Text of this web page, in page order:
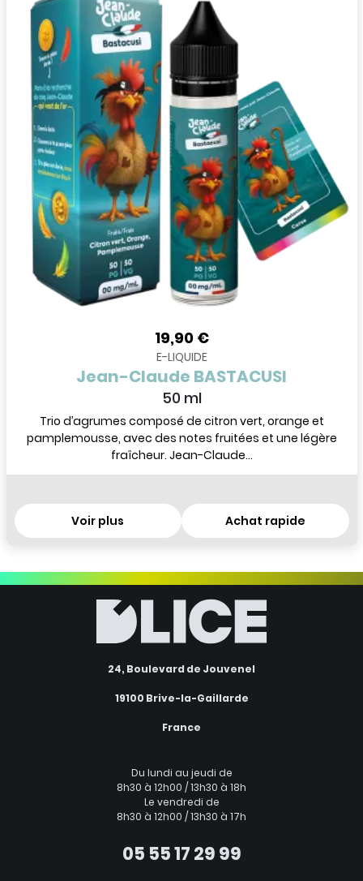
19,90 €
E-LIQUIDE
Jean-Claude BASTACUSI
50 ml
Trio d’agrumes composé de citron vert, orange et
pamplemousse, avec des notes fruitées et une légère
fraîcheur. Jean-Claude...
Voir plus Achat rapide
24, Boulevard de Jouvenel
19100 Brive-la-Gaillarde
France
Du lundi au jeudi de
8h30 à 12h00 / 13h30 à 18h
Le vendredi de
8h30 à 12h00 / 13h30 à 17h
05 55 17 29 99